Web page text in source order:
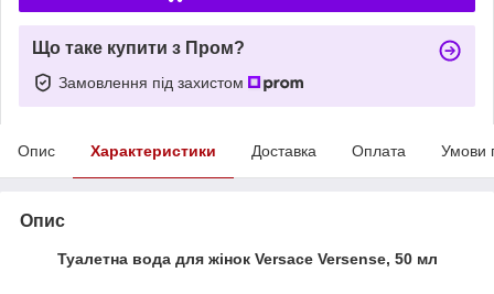
Що таке купити з Пром?
Замовлення під захистом
Опис Характеристики Доставка Оплата Умови
Опис
Туалетна вода для жінок Versace Versense, 50 мл